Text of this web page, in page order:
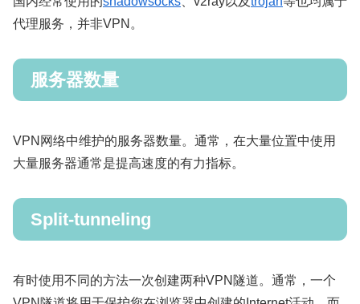
代理服务，并非VPN。
服务器数量
VPN网络中维护的服务器数量。通常，在大量位置中使用
大量服务器通常是提高速度的有力指标。
Split-tunneling
有时使用不同的方法一次创建两种VPN隧道。通常，一个